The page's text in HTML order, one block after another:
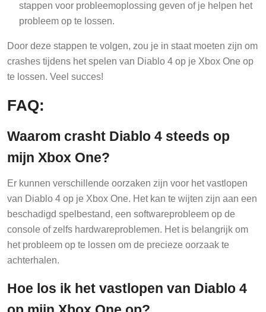
stappen voor probleemoplossing geven of je helpen het
probleem op te lossen.
Door deze stappen te volgen, zou je in staat moeten zijn om
crashes tijdens het spelen van Diablo 4 op je Xbox One op
te lossen. Veel succes!
FAQ:
Waarom crasht Diablo 4 steeds op
mijn Xbox One?
Er kunnen verschillende oorzaken zijn voor het vastlopen
van Diablo 4 op je Xbox One. Het kan te wijten zijn aan een
beschadigd spelbestand, een softwareprobleem op de
console of zelfs hardwareproblemen. Het is belangrijk om
het probleem op te lossen om de precieze oorzaak te
achterhalen.
Hoe los ik het vastlopen van Diablo 4